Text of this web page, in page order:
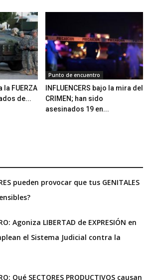
la FUERZA
de...
Punto de encuentro
INFLUENCERS bajo la mira del
CRIMEN; han sido
asesinados 19 en...
pueden provocar que tus GENITALES
Agoniza LIBERTAD de EXPRESIÓN en
el Sistema Judicial contra la
Qué SECTORES PRODUCTIVOS causan